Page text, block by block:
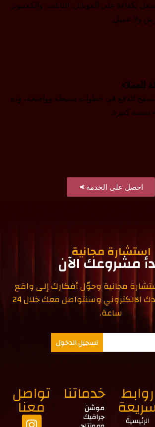
بكفاءة على الموبايل، التابلت، والكمبيوتر
ولا عميل.
للعملاء
للدفع في خطوات بسيطة وواضحة، وده
كبيرة.
احصل على الخدمة
استشارة مجانية
مشروعك الآن
مجانية وحوّل أفكارك إلى واقع
رقمي. ادخل بريدك الالكتروني وسنتواصل معك خلال 24
ساعة.
تسجيل الدخول
تواصل
معنا
خدماتنا
موشن
جرافيك
روابط
الرئيسية